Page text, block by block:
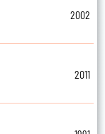
2002
2011